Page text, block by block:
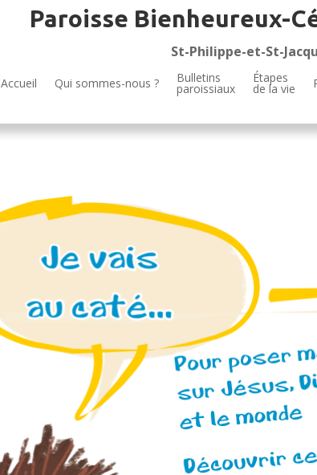
Paroisse Bienheureux-
St-Philippe-et-St-
Accueil Qui sommes-nous ? Bulletins
paroissiaux
Étapes
de la vie